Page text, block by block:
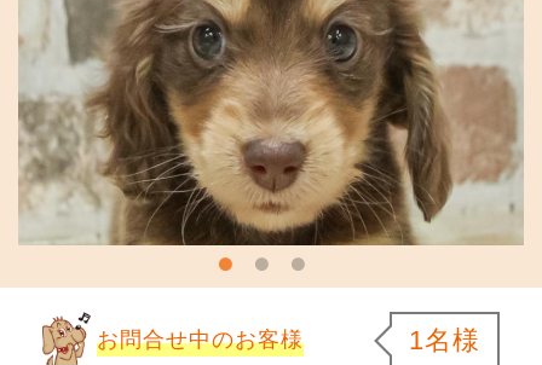
お問合せ中のお客様 1名様